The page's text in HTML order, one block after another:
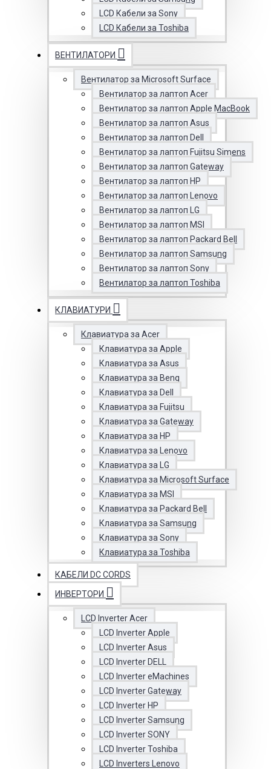
LCD Кабели за Sony
LCD Кабели за Toshiba
ВЕНТИЛАТОРИ
Вентилатор за Microsoft Surface
Вентилатор за лаптоп Acer
Вентилатор за лаптоп Apple MacBook
Вентилатор за лаптоп Asus
Вентилатор за лаптоп Dell
Вентилатор за лаптоп Fujitsu Simens
Вентилатор за лаптоп Gateway
Вентилатор за лаптоп HP
Вентилатор за лаптоп Lenovo
Вентилатор за лаптоп LG
Вентилатор за лаптоп MSI
Вентилатор за лаптоп Packard Bell
Вентилатор за лаптоп Samsung
Вентилатор за лаптоп Sony
Вентилатор за лаптоп Toshiba
КЛАВИАТУРИ
Клавиатура за Acer
Клавиатура за Apple
Клавиатура за Asus
Клавиатура за Benq
Клавиатура за Dell
Клавиатура за Fujitsu
Клавиатура за Gateway
Клавиатура за HP
Клавиатура за Lenovo
Клавиатура за LG
Клавиатура за Microsoft Surface
Клавиатура за MSI
Клавиатура за Packard Bell
Клавиатура за Samsung
Клавиатура за Sony
Клавиатура за Toshiba
КАБЕЛИ DC CORDS
ИНВЕРТОРИ
LCD Inverter Acer
LCD Inverter Apple
LCD Inverter Asus
LCD Inverter DELL
LCD Inverter eMachines
LCD Inverter Gateway
LCD Inverter HP
LCD Inverter Samsung
LCD Inverter SONY
LCD Inverter Toshiba
LCD Inverters Lenovo